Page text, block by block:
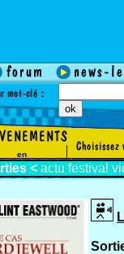
en
< actu festival